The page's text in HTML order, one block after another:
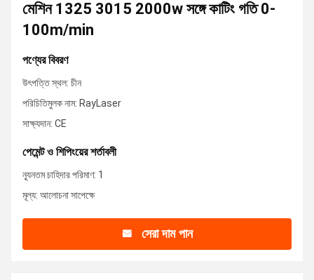
মেশিন 1325 3015 2000w সঙ্গে কাটিং গতি 0-
100m/min
পণ্যের বিবরণ
উৎপত্তি স্থল: চীন
পরিচিতিমুলক নাম: RayLaser
সাক্ষ্যদান: CE
পেমেন্ট ও শিপিংয়ের শর্তাবলী
ন্যূনতম চাহিদার পরিমাণ: 1
মূল্য: আলোচনা সাপেক্ষে
সেরা দাম পান